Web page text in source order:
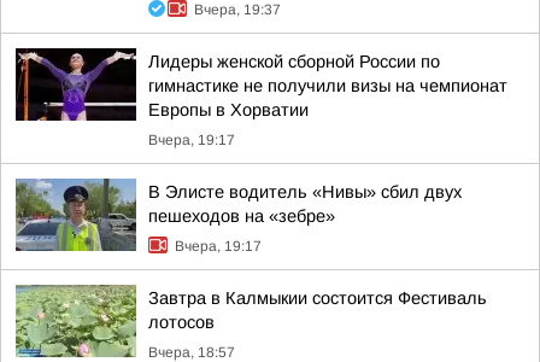
Вчера, 19:37
Лидеры женской сборной России по
гимнастике не получили визы на чемпионат
Европы в Хорватии
Вчера, 19:17
В Элисте водитель «Нивы» сбил двух
пешеходов на «зебре»
Вчера, 19:17
Завтра в Калмыкии состоится Фестиваль
лотосов
Вчера, 18:57